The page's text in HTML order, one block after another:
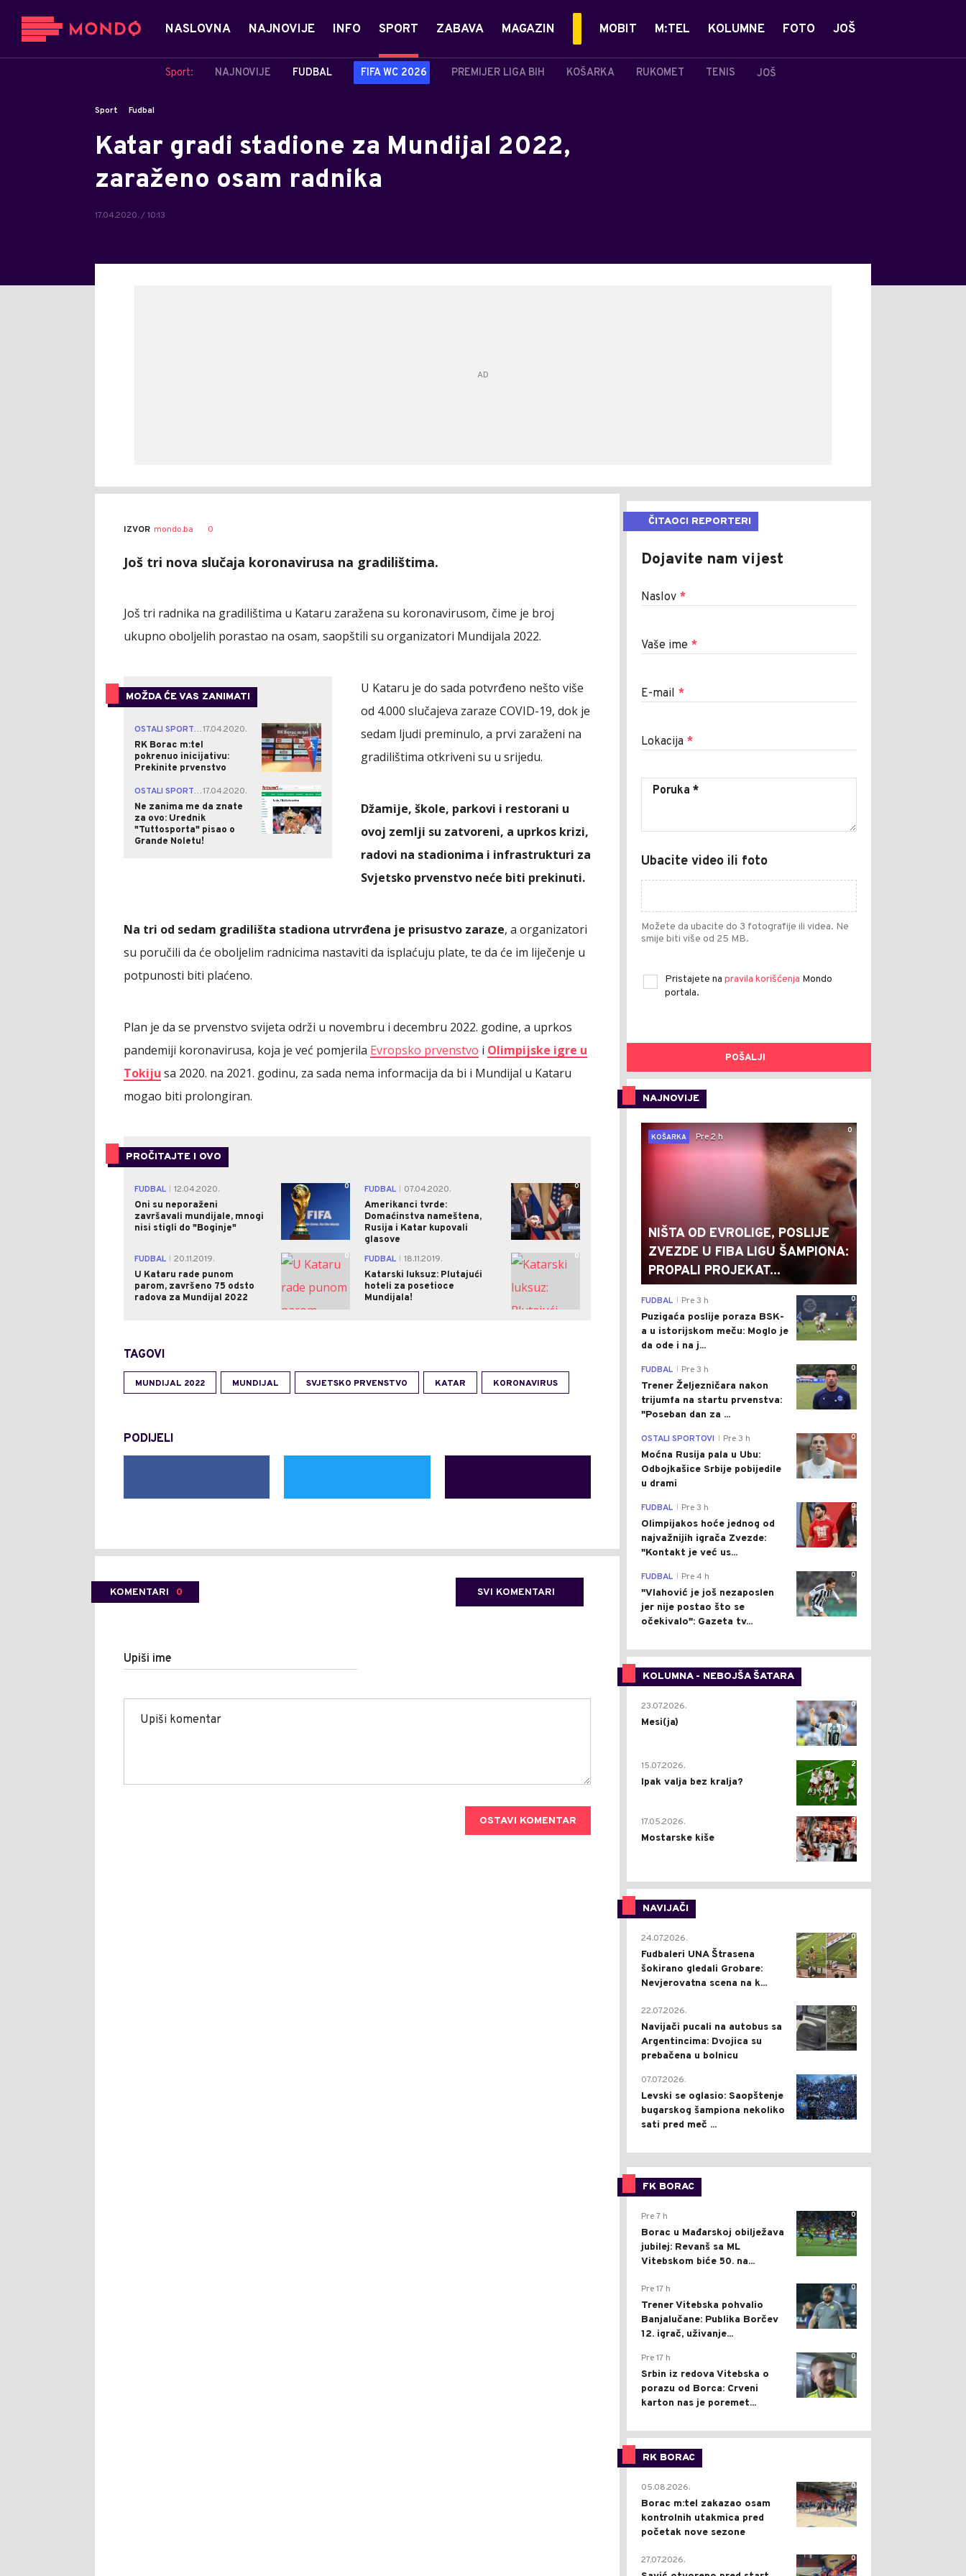
NASLOVNA NAJNOVIJE INFO SPORT
Sport: NAJNOVIJE FUDBAL FIFA WC 2026 PREMIJER LIGA BIH KOŠARKA RUKOMET TENIS JOŠ
ZABAVA MAGAZIN MOBIT M:TEL KOLUMNE FOTO JOŠ
Sport Fudbal
Katar gradi stadione za Mundijal 2022,
zaraženo osam radnika
17.04.2020. / 10:13
IZVOR mondo.ba 0
Još tri nova slučaja koronavirusa na gradilištima.
Još tri radnika na gradilištima u Kataru zaražena su koronavirusom, čime je broj
ukupno oboljelih porastao na osam, saopštili su organizatori Mundijala 2022.
MOŽDA ĆE VAS ZANIMATI
OSTALI SPORTOVI17.04.2020.
RK Borac m:tel
pokrenuo inicijativu:
Prekinite prvenstvo
1
OSTALI SPORTOVI17.04.2020.
Ne zanima me da znate
za ovo: Urednik
"Tuttosporta" pisao o
Grande Noletu!
U Kataru je do sada potvrđeno nešto više
od 4.000 slučajeva zaraze COVID-19, dok je
sedam ljudi preminulo, a prvi zaraženi na
gradilištima otkriveni su u srijedu.
Džamije, škole, parkovi i restorani u
ovoj zemlji su zatvoreni, a uprkos krizi,
radovi na stadionima i infrastrukturi za
Svjetsko prvenstvo neće biti prekinuti.
Na tri od sedam gradilišta stadiona utrvrđena je prisustvo zaraze, a organizatori
su poručili da će oboljelim radnicima nastaviti da isplaćuju plate, te da će im liječenje u
potpunosti biti plaćeno.
Plan je da se prvenstvo svijeta održi u novembru i decembru 2022. godine, a uprkos
pandemiji koronavirusa, koja je već pomjerila Evropsko prvenstvo i Olimpijske igre u
Tokiju sa 2020. na 2021. godinu, za sada nema informacija da bi i Mundijal u Kataru
mogao biti prolongiran.
PROČITAJTE I OVO
FUDBAL
12.04.2020.
Oni su neporaženi
završavali mundijale, mnogi
nisi stigli do "Boginje"
0 FUDBAL
07.04.2020.
Amerikanci tvrde:
Domaćinstva nameštena,
Rusija i Katar kupovali
glasove
0
FUDBAL
20.11.2019.
U Kataru rade punom
parom, završeno 75 odsto
radova za Mundijal 2022
0 FUDBAL
18.11.2019.
Katarski luksuz: Plutajući
hoteli za posetioce
Mundijala!
0
TAGOVI
MUNDIJAL 2022 MUNDIJAL SVJETSKO PRVENSTVO KATAR KORONAVIRUS
PODIJELI
KOMENTARI 0 SVI KOMENTARI
Upiši ime
OSTAVI KOMENTAR
ČITAOCI REPORTERI
Dojavite nam vijest
Naslov *
Vaše ime *
E-mail *
Lokacija *
Ubacite video ili foto
Možete da ubacite do 3 fotografije ili videa. Ne
smije biti više od 25 MB.
Pristajete na pravila korišćenja Mondo
portala.
POŠALJI
NAJNOVIJE
0
KOŠARKA
Pre 2 h
NIŠTA OD EVROLIGE, POSLIJE
ZVEZDE U FIBA LIGU ŠAMPIONA:
PROPALI PROJEKAT...
0
FUDBAL Pre 3 h
Puzigaća poslije poraza BSK-
a u istorijskom meču: Moglo je
da ode i na j...
0
FUDBAL Pre 3 h
Trener Željezničara nakon
trijumfa na startu prvenstva:
"Poseban dan za ...
0
OSTALI SPORTOVI Pre 3 h
Moćna Rusija pala u Ubu:
Odbojkašice Srbije pobijedile
u drami
0
FUDBAL Pre 3 h
Olimpijakos hoće jednog od
najvažnijih igrača Zvezde:
"Kontakt je već us...
0
FUDBAL Pre 4 h
"Vlahović je još nezaposlen
jer nije postao što se
očekivalo": Gazeta tv...
KOLUMNA - NEBOJŠA ŠATARA
0
23.07.2026.
Mesi(ja)
2
15.07.2026.
Ipak valja bez kralja?
0
17.05.2026.
Mostarske kiše
NAVIJAČI
0
24.07.2026.
Fudbaleri UNA Štrasena
šokirano gledali Grobare:
Nevjerovatna scena na k...
0
22.07.2026.
Navijači pucali na autobus sa
Argentincima: Dvojica su
prebačena u bolnicu
1
07.07.2026.
Levski se oglasio: Saopštenje
bugarskog šampiona nekoliko
sati pred meč ...
FK BORAC
0
Pre 7 h
Borac u Mađarskoj obilježava
jubilej: Revanš sa ML
Vitebskom biće 50. na...
0
Pre 17 h
Trener Vitebska pohvalio
Banjalučane: Publika Borčev
12. igrač, uživanje...
0
Pre 17 h
Srbin iz redova Vitebska o
porazu od Borca: Crveni
karton nas je poremet...
RK BORAC
0
05.08.2026.
Borac m:tel zakazao osam
kontrolnih utakmica pred
početak nove sezone
0
27.07.2026.